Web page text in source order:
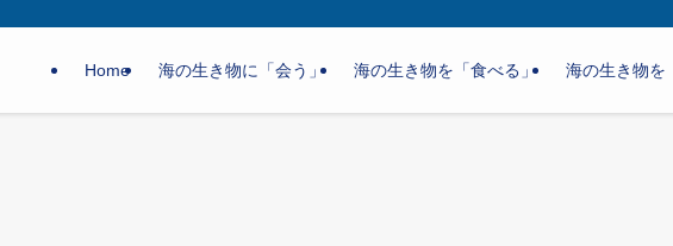
Home 海の生き物に「会う」 海の生き物を「食べる」 海の生き物を